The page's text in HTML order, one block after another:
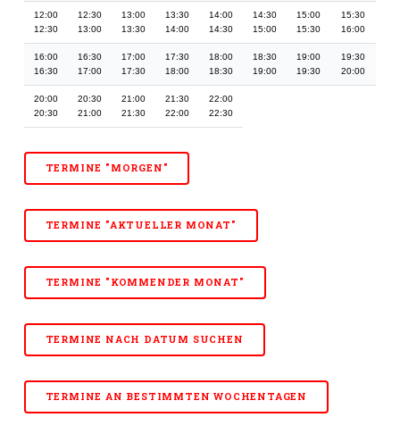
12:00
12:30
12:30
13:00
13:00
13:30
13:30
14:00
14:00
14:30
14:30
15:00
15:00
15:30
15:30
16:00
16:00
16:30
16:30
17:00
17:00
17:30
17:30
18:00
18:00
18:30
18:30
19:00
19:00
19:30
19:30
20:00
20:00
20:30
20:30
21:00
21:00
21:30
21:30
22:00
22:00
22:30
TERMINE "MORGEN"
TERMINE "AKTUELLER MONAT"
TERMINE "KOMMENDER MONAT"
TERMINE NACH DATUM SUCHEN
TERMINE AN BESTIMMTEN WOCHENTAGEN